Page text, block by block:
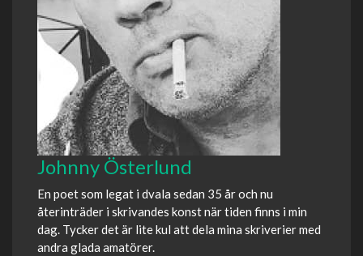
Johnny Österlund
En poet som legat i dvala sedan 35 år och nu
återinträder i skrivandes konst när tiden finns i min
dag. Tycker det är lite kul att dela mina skriverier med
andra glada amatörer.